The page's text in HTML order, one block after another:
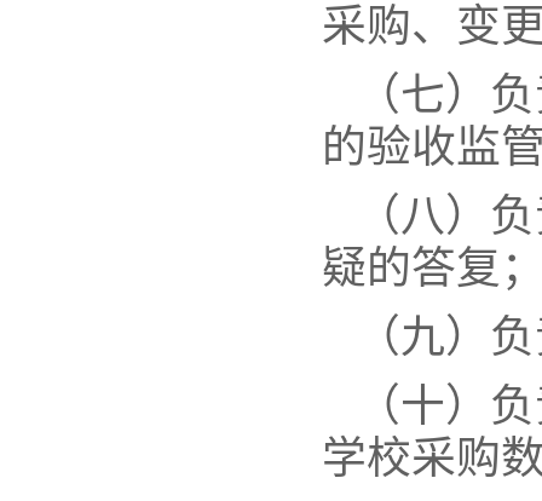
采购、变
（七）
的验收监
（八）
疑的答复
（九）
（十）
学校采购